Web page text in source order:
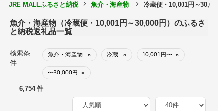
JRE MALLふるさと納税 魚介・海産物 冷蔵便・10,001円～
魚介・海産物（冷蔵便・10,001円～30,000円）のふるさ
と納税返礼品一覧
検索条
件
魚介・海産物 × 冷蔵 × 10,001円〜 ×
〜30,000円 ×
6,754 件